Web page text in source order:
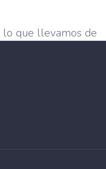
lo que llevamos de